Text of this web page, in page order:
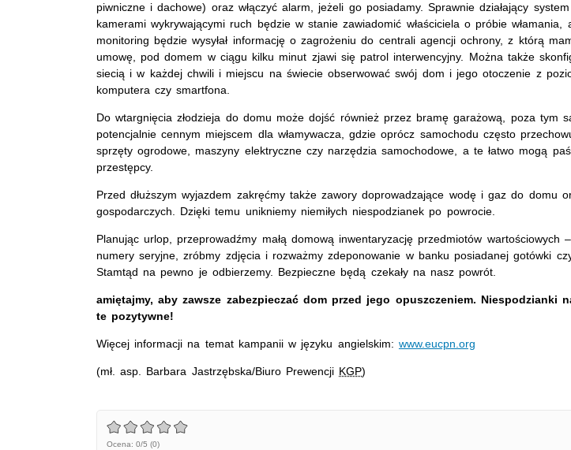
piwniczne i dachowe) oraz włączyć alarm, jeżeli go posiadamy. Sprawnie działający
kamerami wykrywającymi ruch będzie w stanie zawiadomić właściciela o próbie włamania,
monitoring będzie wysyłał informację o zagrożeniu do centrali agencji ochrony, z którą
umowę, pod domem w ciągu kilku minut zjawi się patrol interwencyjny. Można także
siecią i w każdej chwili i miejscu na świecie obserwować swój dom i jego otoczenie z
komputera czy smartfona.
Do wtargnięcia złodzieja do domu może dojść również przez bramę garażową, poza tym
potencjalnie cennym miejscem dla włamywacza, gdzie oprócz samochodu często
sprzęty ogrodowe, maszyny elektryczne czy narzędzia samochodowe, a te łatwo mogą
przestępcy.
Przed dłuższym wyjazdem zakręćmy także zawory doprowadzające wodę i gaz do domu
gospodarczych. Dzięki temu unikniemy niemiłych niespodzianek po powrocie.
Planując urlop, przeprowadźmy małą domową inwentaryzację przedmiotów wartościowych
numery seryjne, zróbmy zdjęcia i rozważmy zdeponowanie w banku posiadanej gotówki
Stamtąd na pewno je odbierzemy. Bezpieczne będą czekały na nasz powrót.
amiętajmy, aby zawsze zabezpieczać dom przed jego opuszczeniem. Niespodzianki
te pozytywne!
Więcej informacji na temat kampanii w języku angielskim: www.eucpn.org
(mł. asp. Barbara Jastrzębska/Biuro Prewencji KGP)
Ocena: 0/5 (0)